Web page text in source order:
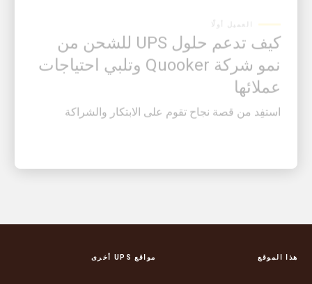
نمو شركة Quooker وتلبي احتياجات
عملائها
استفِد من قصة نجاح تقوم على الابتكار والشراكة
هذا الموقع مواقع UPS أخرى